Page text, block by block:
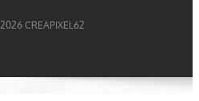
CREAPIXEL62